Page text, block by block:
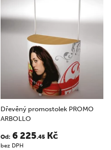
Dřevěný promostolek PROMO
ARBOLLO
Od: 6 225.45 Kč
bez DPH